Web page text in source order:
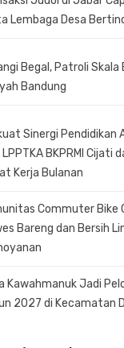
Lembaga Desa
Begal, Patroli Skala
Bandung
Sinergi Pendidikan
LPPTKA BKPRMI Cijati
Kerja Bulanan
Commuter Bike
Bareng dan Bersih
Kawahmanuk Jadi
2027 di Kecamatan